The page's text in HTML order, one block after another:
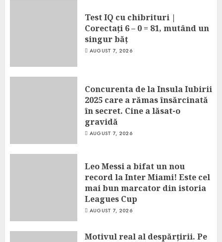
Test IQ cu chibrituri |
Corectați 6 – 0 = 81, mutând un
singur băț
AUGUST 7, 2026
Concurenta de la Insula Iubirii
2025 care a rămas însărcinată
în secret. Cine a lăsat-o
gravidă
AUGUST 7, 2026
Leo Messi a bifat un nou
record la Inter Miami! Este cel
mai bun marcator din istoria
Leagues Cup
AUGUST 7, 2026
Motivul real al despărțirii. Pe